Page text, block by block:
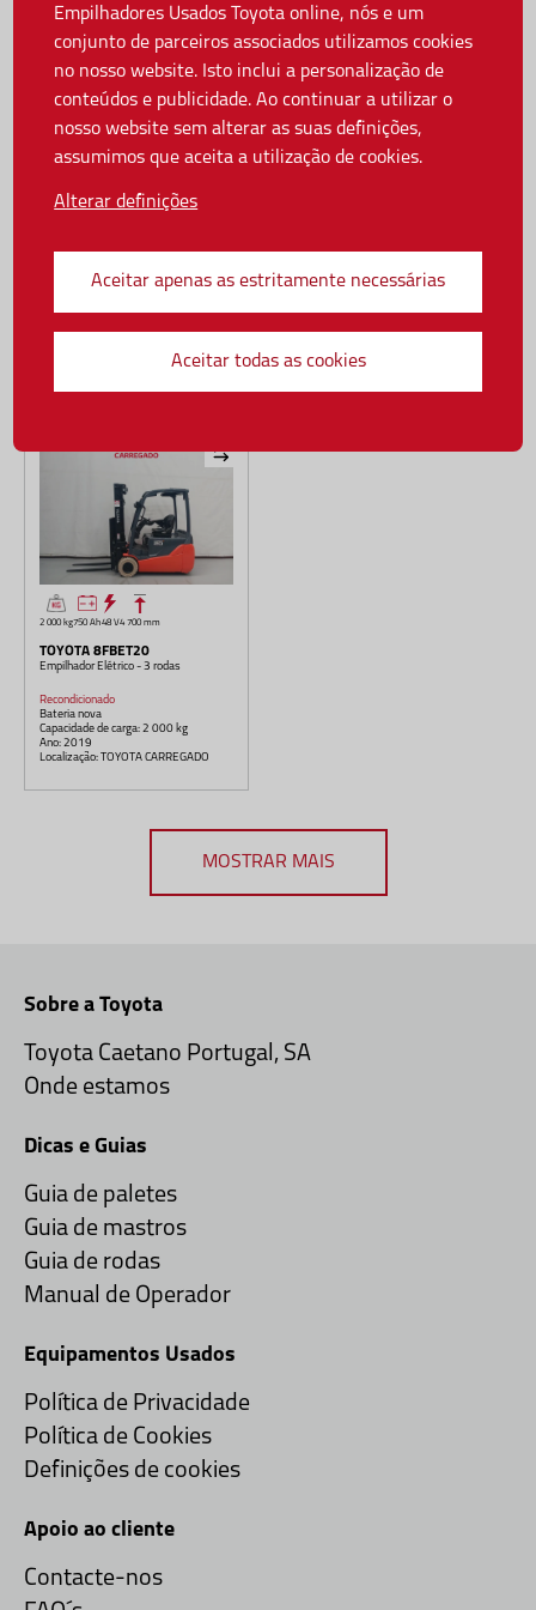
Localização: TOYOTA CARREGADO
Localização: TOYOTA CARREGADO
2 000 kg750 Ah48 V4 700 mm
TOYOTA 8FBET20
Empilhador Elétrico - 3 rodas
Recondicionado
Bateria nova
Capacidade de carga: 2 000 kg
Ano: 2019
Localização: TOYOTA CARREGADO
MOSTRAR MAIS
Sobre a Toyota
Toyota Caetano Portugal, SA
Onde estamos
Dicas e Guias
Guia de paletes
Guia de mastros
Guia de rodas
Manual de Operador
Equipamentos Usados
Política de Privacidade
Política de Cookies
Definições de cookies
Apoio ao cliente
Contacte-nos
Empilhadores Usados Toyota online, nós e um
conjunto de parceiros associados utilizamos cookies
no nosso website. Isto inclui a personalização de
conteúdos e publicidade. Ao continuar a utilizar o
nosso website sem alterar as suas definições,
assumimos que aceita a utilização de cookies.
Alterar definições
Aceitar apenas as estritamente necessárias
Aceitar todas as cookies